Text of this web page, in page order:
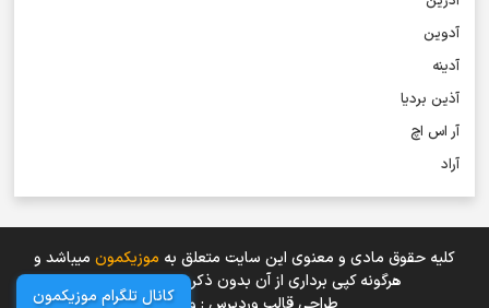
آدوین
آدینه
آذین بردیا
آر اس اچ
آراد
آراد شاک
آراد عباسی
آراز
کلیه حقوق مادی و معنوی اين سایت متعلق به موزیکمون میباشد و
هرگونه کپی برداری از آن بدون ذکر منبع حرام است.
کانال تلگرام موزیکمون